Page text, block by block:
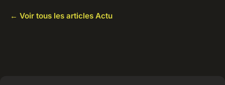
← Voir tous les articles Actu